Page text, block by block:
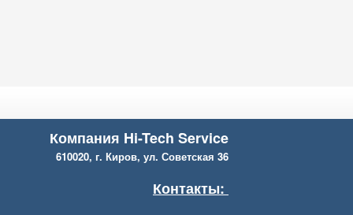
Компания Hi-Tech Service
610020, г. Киров, ул. Советская 36
Контакты: